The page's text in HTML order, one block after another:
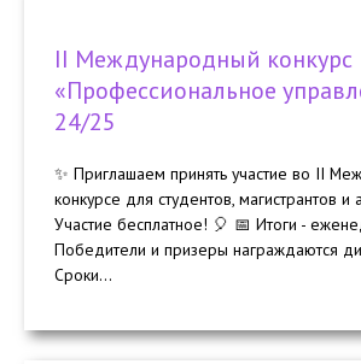
II Международный конкурс
«Профессиональное
24/25
✨ Приглашаем принять участие во II
конкурсе для студентов, магистрантов и
Участие бесплатное! 🎈 📅 Итоги -
Победители и призеры награждаются
Сроки...